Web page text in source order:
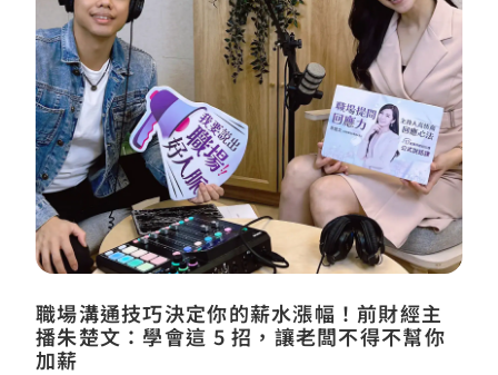
職場溝通技巧決定你的薪水漲幅！前財經主
播朱楚文：學會這 5 招，讓老闆不得不幫你
加薪